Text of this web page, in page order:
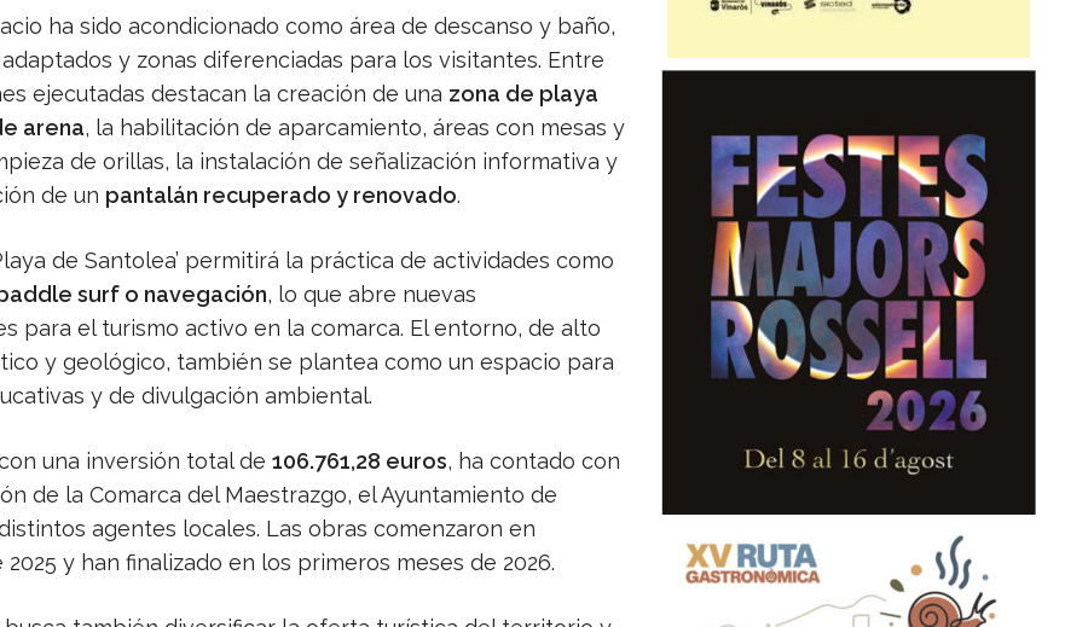
ha sido acondicionado como área de descanso y baño,
y zonas diferenciadas para los visitantes. Entre
ejecutadas destacan la creación de una zona de playa
arena, la habilitación de aparcamiento, áreas con mesas y
de orillas, la instalación de señalización informativa y
de un pantalán recuperado y renovado.
de Santolea’ permitirá la práctica de actividades como
surf o navegación, lo que abre nuevas
para el turismo activo en la comarca. El entorno, de alto
y geológico, también se plantea como un espacio para
y de divulgación ambiental.
una inversión total de 106.761,28 euros, ha contado con
de la Comarca del Maestrazgo, el Ayuntamiento de
agentes locales. Las obras comenzaron en
y han finalizado en los primeros meses de 2026.